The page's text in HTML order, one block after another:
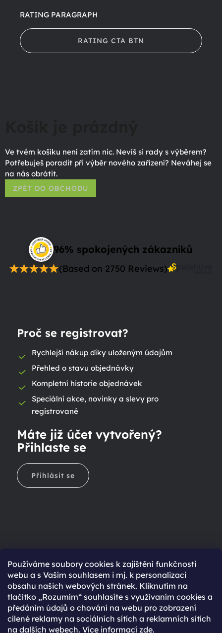
Používáme soubory cookies k zajištění funkčnosti
webu a s Vaším souhlasem i mj. k personalizaci
obsahu našich webových stránek. Kliknutím na
tlačítko „Rozumím“ souhlasíte s využívaním cookies a
předáním údajů o chování na webu pro zobrazení
cílené reklamy na sociálních sítích a reklamních sítích
na dalších webech. Více informací zde.
RATING PARAGRAPH
RATING CTA BTN
Ve tvém košíku není zatím nic. Nevíš si rady s výběrem?
Potřebuješ poradit při výběr nového zařízení? Neváhej se
na nás obrátit.
ZPĚT DO OBCHODU
96% spokojených zákazníků
(Based on 2750 Reviews)
Proč se registrovat?
Rychlejší nákup díky uloženým údajům
Přehled o stavu objednávky
Kompletní historie objednávek
Speciální akce, novinky a slevy pro
registrované
Máte již účet vytvořený?
Přihlaste se
Přihlásit se
Ještě nemáte účet?
Rychlejší nákup díky uloženým údajům
Přehled o stavu objednávky
Kompletní historie objednávek
Speciální akce, novinky a slevy pro registrované